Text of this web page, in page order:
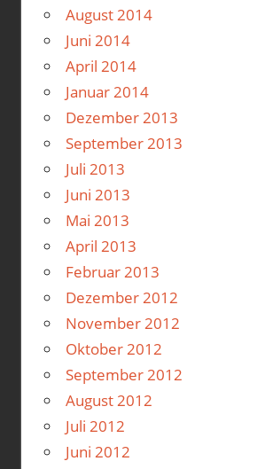
August 2014
Juni 2014
April 2014
Januar 2014
Dezember 2013
September 2013
Juli 2013
Juni 2013
Mai 2013
April 2013
Februar 2013
Dezember 2012
November 2012
Oktober 2012
September 2012
August 2012
Juli 2012
Juni 2012